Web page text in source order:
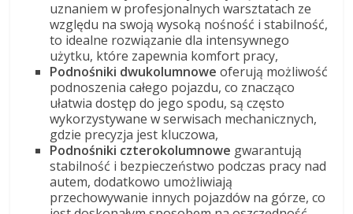
uznaniem w profesjonalnych warsztatach ze
względu na swoją wysoką nośność i stabilność,
to idealne rozwiązanie dla intensywnego
użytku, które zapewnia komfort pracy,
Podnośniki dwukolumnowe oferują możliwość
podnoszenia całego pojazdu, co znacząco
ułatwia dostęp do jego spodu, są często
wykorzystywane w serwisach mechanicznych,
gdzie precyzja jest kluczowa,
Podnośniki czterokolumnowe gwarantują
stabilność i bezpieczeństwo podczas pracy nad
autem, dodatkowo umożliwiają
przechowywanie innych pojazdów na górze, co